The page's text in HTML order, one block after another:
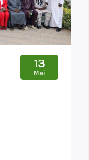
13
Mai